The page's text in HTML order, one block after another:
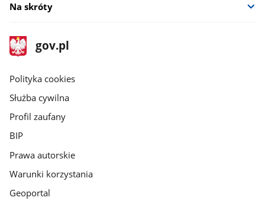
Na skróty
stopka
gov.pl
Strona
gov.pl
gov.pl
Polityka cookies
Służba cywilna
Profil zaufany
BIP
Prawa autorskie
Warunki korzystania
Geoportal